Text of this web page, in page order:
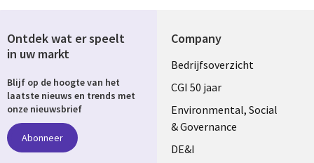
Company
Useful
links
NETHERLANDS
Bedrijfsoverzicht
CGI 50 jaar
Environmental, Social
& Governance
DE&I
Ontdek wat er speelt
in uw markt
Blijf op de hoogte van het
laatste nieuws en trends met
onze nieuwsbrief
Abonneer